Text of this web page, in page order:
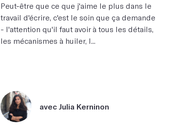
Peut-être que ce que j'aime le plus dans le
travail d'écrire, c'est le soin que ça demande
- l'attention qu'il faut avoir à tous les détails,
les mécanismes à huiler, l...
avec Julia Kerninon